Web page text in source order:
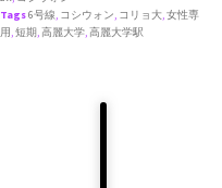
Tags6号線, コシウォン, コリョ大,女性専
用,短期,高麗大学,高麗大学駅